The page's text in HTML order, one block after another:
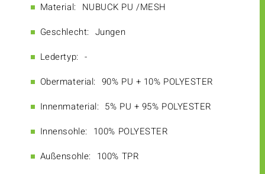
Material: NUBUCK PU /MESH
Geschlecht: Jungen
Ledertyp: -
Obermaterial: 90% PU + 10% POLYESTER
Innenmaterial: 5% PU + 95% POLYESTER
Innensohle: 100% POLYESTER
Außensohle: 100% TPR